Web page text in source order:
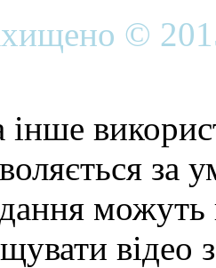
©
інше
можуть
відео